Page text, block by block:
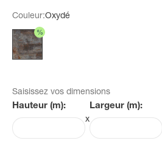
Couleur:Oxydé
Oxydé%
Saisissez vos dimensions
Hauteur (m):
x
Largeur (m):